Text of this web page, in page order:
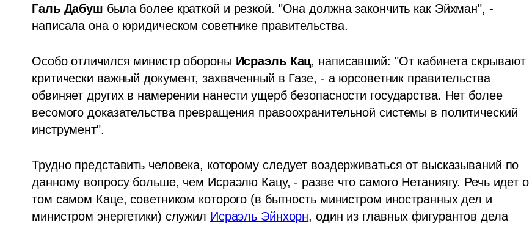
Галь Дабуш была более краткой и резкой. "Она должна закончить как Эйхман", -
написала она о юридическом советнике правительства.
Особо отличился министр обороны Исраэль Кац, написавший: "От кабинета скрывают
критически важный документ, захваченный в Газе, - а юрсоветник правительства
обвиняет других в намерении нанести ущерб безопасности государства. Нет более
весомого доказательства превращения правоохранительной системы в политический
инструмент".
Трудно представить человека, которому следует воздерживаться от высказываний по
данному вопросу больше, чем Исраэлю Кацу, - разве что самого Нетаниягу. Речь идет о
том самом Каце, советником которого (в бытность министром иностранных дел и
министром энергетики) служил Исраэль Эйнхорн, один из главных фигурантов дела